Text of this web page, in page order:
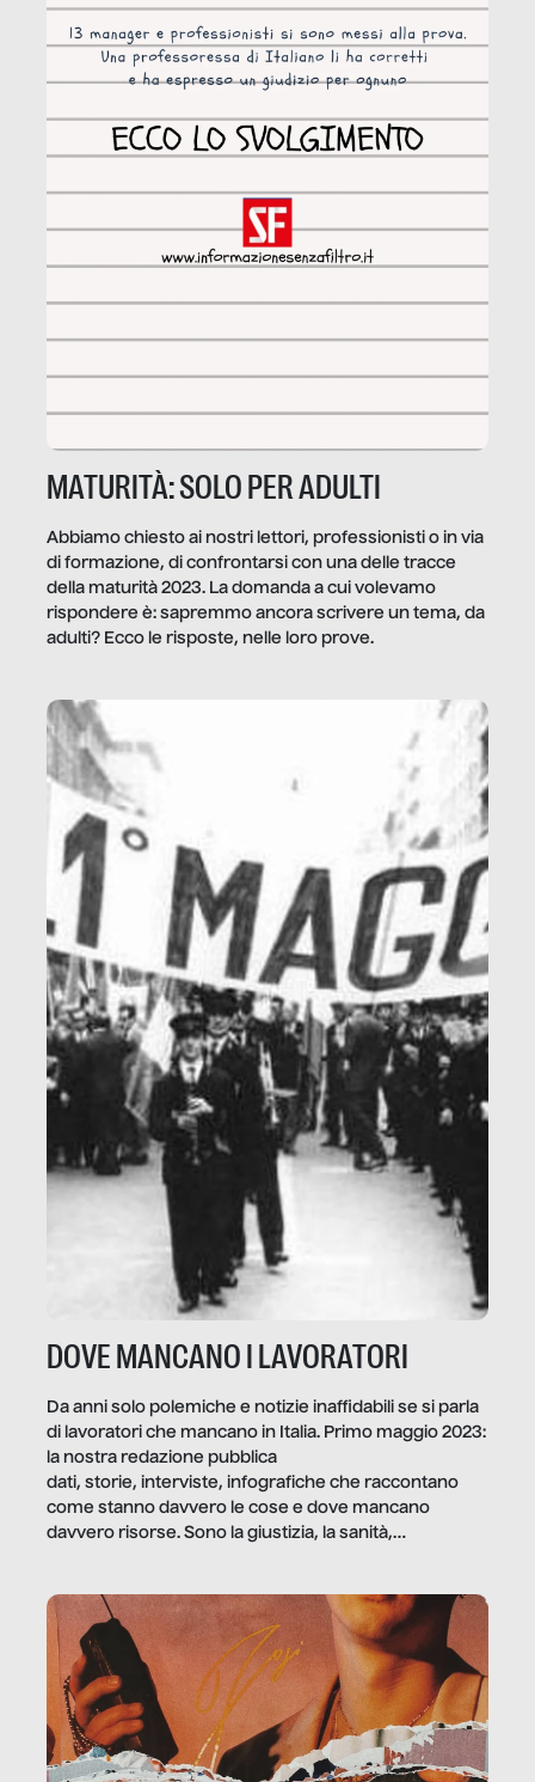
MATURITÀ: SOLO PER ADULTI
Abbiamo chiesto ai nostri lettori, professionisti o in via
di formazione, di confrontarsi con una delle tracce
della maturità 2023. La domanda a cui volevamo
rispondere è: sapremmo ancora scrivere un tema, da
adulti? Ecco le risposte, nelle loro prove.
DOVE MANCANO I LAVORATORI
Da anni solo polemiche e notizie inaffidabili se si parla
di lavoratori che mancano in Italia. Primo maggio 2023:
la nostra redazione pubblica
dati, storie, interviste, infografiche che raccontano
come stanno davvero le cose e dove mancano
davvero risorse. Sono la giustizia, la sanità,